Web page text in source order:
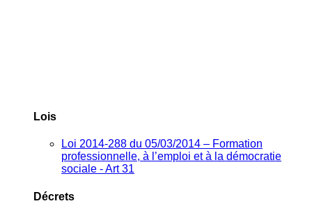
Lois
Loi 2014-288 du 05/03/2014 – Formation
professionnelle, à l’emploi et à la démocratie
sociale - Art 31
Décrets